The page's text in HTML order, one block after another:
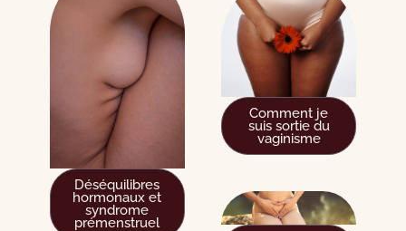
Déséquilibres
hormonaux et
syndrome
prémenstruel
Comment je
suis sortie du
vaginisme